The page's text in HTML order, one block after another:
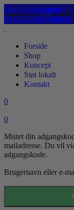
Skip to navigation
Skip to main content
LAGER I KBH ⋅ HØJ
Forside
Shop
Koncept
Støt lokalt
Kontakt
0
0
Mistet din
mailadresse. Du vil
adgangskode.
Brugernavn eller e-